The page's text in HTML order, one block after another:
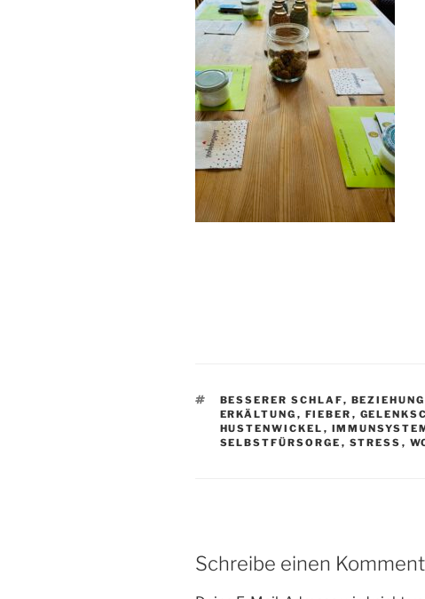
SCHLAGWÖRTER
BESSERER SCHLAF,
ERKÄLTUNG , FIEBER ,
HUSTENWICKEL ,
SELBSTFÜRSORGE , STRESS ,
Schreibe einen